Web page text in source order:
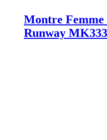
Montre
Runway